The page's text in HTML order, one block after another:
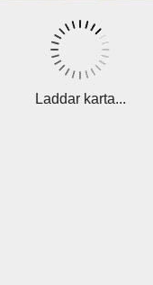
Laddar karta...